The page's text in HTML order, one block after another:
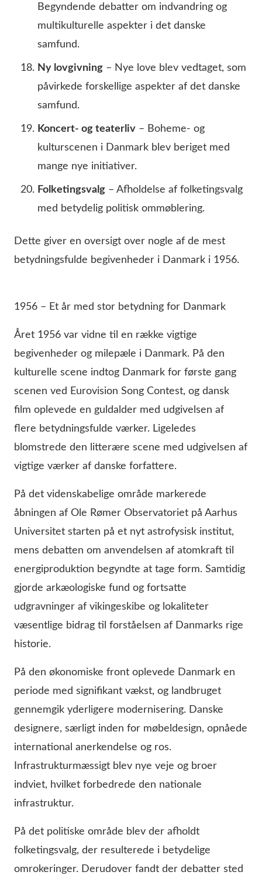
Begyndende debatter om indvandring og
multikulturelle aspekter i det danske
samfund.
Ny lovgivning – Nye love blev vedtaget, som
påvirkede forskellige aspekter af det danske
samfund.
Koncert- og teaterliv – Boheme- og
kulturscenen i Danmark blev beriget med
mange nye initiativer.
Folketingsvalg – Afholdelse af folketingsvalg
med betydelig politisk ommøblering.
Dette giver en oversigt over nogle af de mest
betydningsfulde begivenheder i Danmark i 1956.
1956 – Et år med stor betydning for Danmark
Året 1956 var vidne til en række vigtige
begivenheder og milepæle i Danmark. På den
kulturelle scene indtog Danmark for første gang
scenen ved Eurovision Song Contest, og dansk
film oplevede en guldalder med udgivelsen af
flere betydningsfulde værker. Ligeledes
blomstrede den litterære scene med udgivelsen af
vigtige værker af danske forfattere.
På det videnskabelige område markerede
åbningen af Ole Rømer Observatoriet på Aarhus
Universitet starten på et nyt astrofysisk institut,
mens debatten om anvendelsen af atomkraft til
energiproduktion begyndte at tage form. Samtidig
gjorde arkæologiske fund og fortsatte
udgravninger af vikingeskibe og lokaliteter
væsentlige bidrag til forståelsen af Danmarks rige
historie.
På den økonomiske front oplevede Danmark en
periode med signifikant vækst, og landbruget
gennemgik yderligere modernisering. Danske
designere, særligt inden for møbeldesign, opnåede
international anerkendelse og ros.
Infrastrukturmæssigt blev nye veje og broer
indviet, hvilket forbedrede den nationale
infrastruktur.
På det politiske område blev der afholdt
folketingsvalg, der resulterede i betydelige
omrokeringer. Derudover fandt der debatter sted